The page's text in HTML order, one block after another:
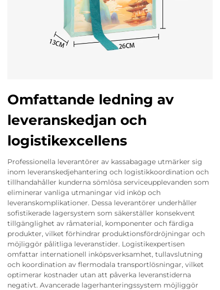
Omfattande ledning av
leveranskedjan och
logistikexcellens
Professionella leverantörer av kassabagage utmärker sig
inom leveranskedjehantering och logistikkoordination och
tillhandahåller kunderna sömlösa serviceupplevanden som
eliminerar vanliga utmaningar vid inköp och
leveranskomplikationer. Dessa leverantörer underhåller
sofistikerade lagersystem som säkerställer konsekvent
tillgänglighet av råmaterial, komponenter och färdiga
produkter, vilket förhindrar produktionsfördröjningar och
möjliggör pålitliga leveranstider. Logistikexpertisen
omfattar internationell inköpsverksamhet, tullavslutning
och koordination av flermodala transportlösningar, vilket
optimerar kostnader utan att påverka leveranstiderna
negativt. Avancerade lagerhanteringssystem möjliggör